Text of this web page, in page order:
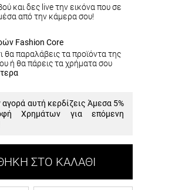
και δες live την εικόνα που σε
από την κάμερα σου!
Fashion Core
θα παραλάβεις τα προϊόντα της
ή θα πάρεις τα χρήματα σου
αυτή κερδίζεις Άμεσα 5%
Χρημάτων για επόμενη
ΣΤΟ ΚΑΛΆΘΙ